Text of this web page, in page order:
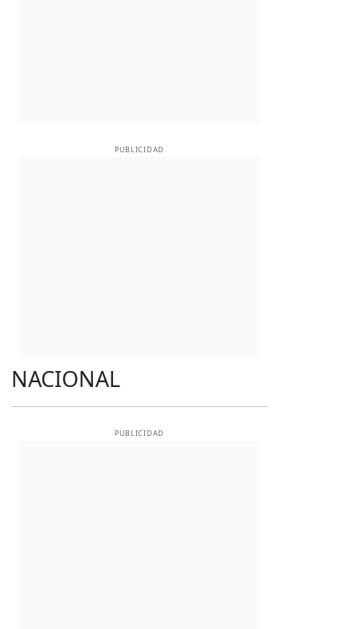
PUBLICIDAD
NACIONAL
PUBLICIDAD